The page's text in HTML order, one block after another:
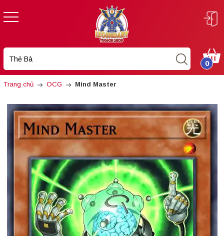
0
Trang chủ OCG Mind Master